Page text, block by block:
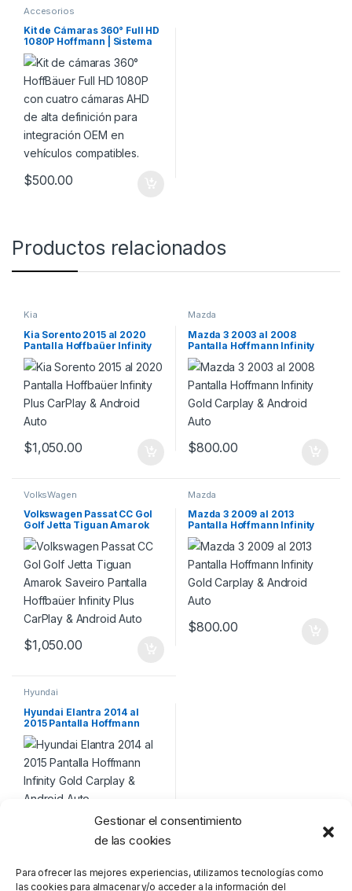
Gestionar el consentimiento
de las cookies
Para ofrecer las mejores experiencias, utilizamos tecnologías como
las cookies para almacenar y/o acceder a la información del
Accesorios
Kit de Cámaras 360° Full HD
1080P Hoffmann | Sistema
Bird View OEM para
Hoffmann & HoffBäuer
$500.00
Productos relacionados
Kia
Kia Sorento 2015 al 2020
Pantalla Hoffbaüer Infinity
Plus CarPlay & Android Auto
$1,050.00
Mazda
Mazda 3 2003 al 2008
Pantalla Hoffmann Infinity
Gold Carplay & Android Auto
$800.00
VolksWagen
Volkswagen Passat CC Gol
Golf Jetta Tiguan Amarok
Saveiro Pantalla Hoffbaüer
Infinity Plus CarPlay &
Android Auto
$1,050.00
Mazda
Mazda 3 2009 al 2013
Pantalla Hoffmann Infinity
Gold Carplay & Android Auto
$800.00
Hyundai
Hyundai Elantra 2014 al
2015 Pantalla Hoffmann
Infinity Gold Carplay &
Android Auto